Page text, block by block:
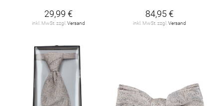
29,99 €
inkl. MwSt. zzgl. Versand
84,95 €
inkl. MwSt. zzgl. Versand